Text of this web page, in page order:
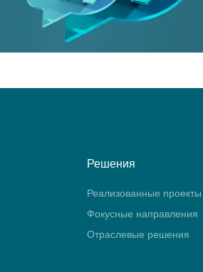
Решения
Реализованные проекты
Фокусные направления
Отраслевые решения